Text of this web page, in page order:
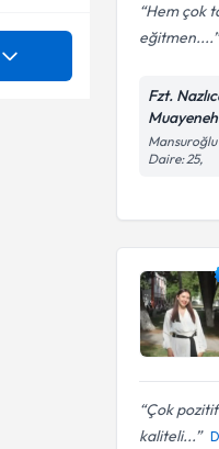
Hem çok
eğitmen....
Fzt.
Mansuroğlu
Daire: 25,
Çok
kaliteli...